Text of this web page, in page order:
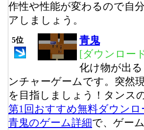
作性や性能が変わるので自
アしましょう。
5位
青鬼
[ダウンロー
化け物が出
ンチャーゲームです。突然
を目指しましょう！タンス
第1回おすすめ無料ダウンロ
青鬼のゲーム詳細で、ゲー